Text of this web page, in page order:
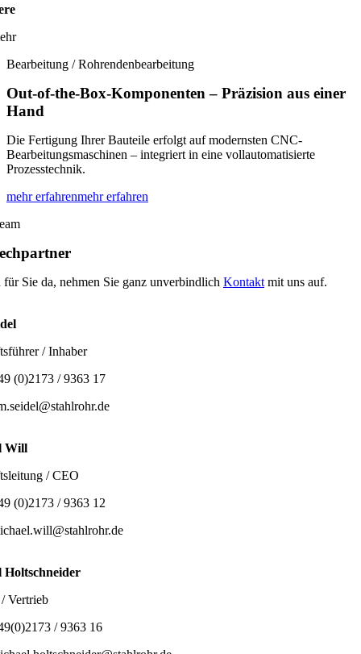
Bearbeitung / Rohrendenbearbeitung
Out-of-the-Box-Komponenten – Präzision aus einer
Hand
Die Fertigung Ihrer Bauteile erfolgt auf modernsten CNC-
Bearbeitungsmaschinen – integriert in eine vollautomatisierte
Prozesstechnik.
mehr erfahrenmehr erfahren
Sie da, nehmen Sie ganz unverbindlich Kontakt mit uns auf.
/ Inhaber
(0)2173 / 9363 17
Will
/ CEO
(0)2173 / 9363 12
Holtschneider
Vertrieb
/ 9363 16